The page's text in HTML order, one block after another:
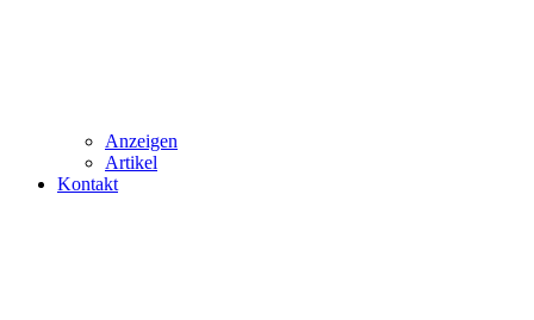
Anzeigen
Artikel
Kontakt